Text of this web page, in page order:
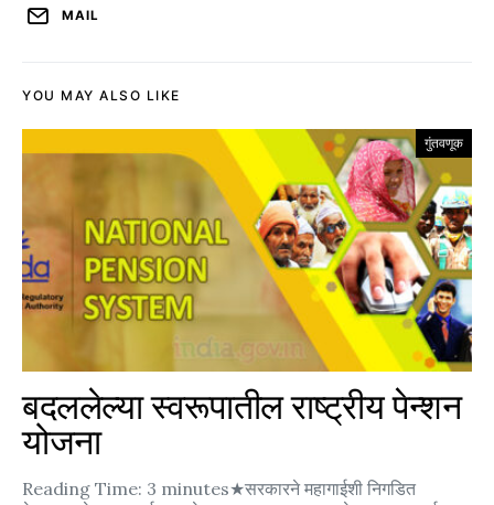
MAIL
YOU MAY ALSO LIKE
गुंतवणूक
बदललेल्या स्वरूपातील राष्ट्रीय पेन्शन
योजना
Reading Time: 3 minutes★सरकारने महागाईशी निगडित